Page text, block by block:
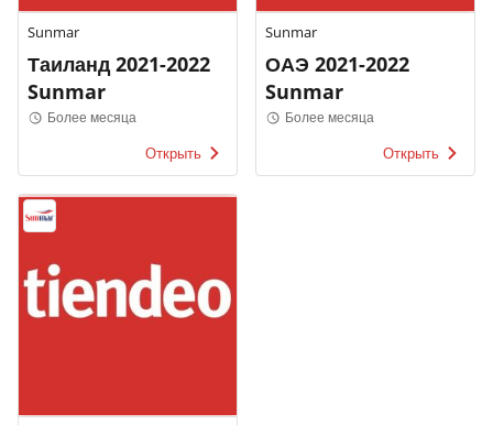
Sunmar
Таиланд 2021-2022
Sunmar
Более месяца
Открыть
Sunmar
ОАЭ 2021-2022
Sunmar
Более месяца
Открыть